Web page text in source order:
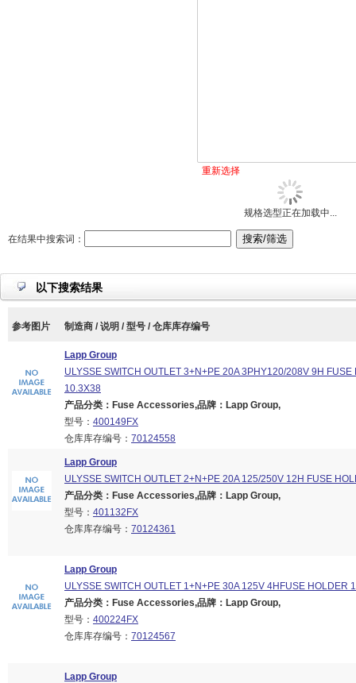
重新选择
规格选型正在加载中...
在结果中搜索词：
以下搜索结果
参考图片 制造商 / 说明 / 型号 / 仓库库存编号
Lapp Group
ULYSSE SWITCH OUTLET 3+N+PE 20A 3PHY120/208V 9H FUSE
10.3X38
产品分类：Fuse Accessories,品牌：Lapp Group,
型号： 400149FX
仓库库存编号： 70124558
Lapp Group
ULYSSE SWITCH OUTLET 2+N+PE 20A 125/250V 12H FUSE
产品分类：Fuse Accessories,品牌：Lapp Group,
型号： 401132FX
仓库库存编号： 70124361
Lapp Group
ULYSSE SWITCH OUTLET 1+N+PE 30A 125V 4HFUSE HOLDER
产品分类：Fuse Accessories,品牌：Lapp Group,
型号： 400224FX
仓库库存编号： 70124567
Lapp Group